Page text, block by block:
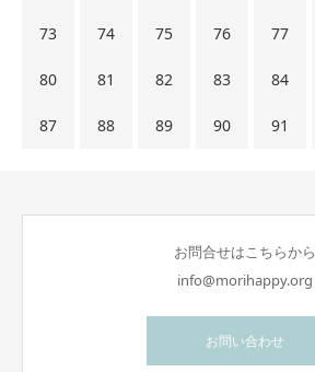
73 74 75 76 77
80 81 82 83 84
87 88 89 90 91
お問合せはこちらから
info@morihappy.org
お問い合わせ